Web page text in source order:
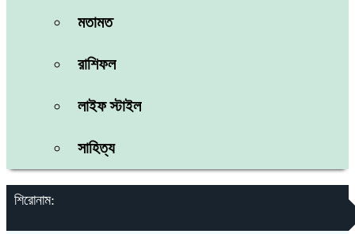
মতামত
রাশিফল
লাইফ স্টাইল
সাহিত্য
শিরোনাম: